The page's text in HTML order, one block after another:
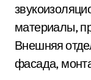
материалы,
Внешняя
фасада,